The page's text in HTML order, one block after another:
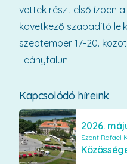
Kapcsolódó híreink
2026.
Szent Rafael
vettek részt első ízben
következő szabadító
szeptember 17-20.
Leányfalun.